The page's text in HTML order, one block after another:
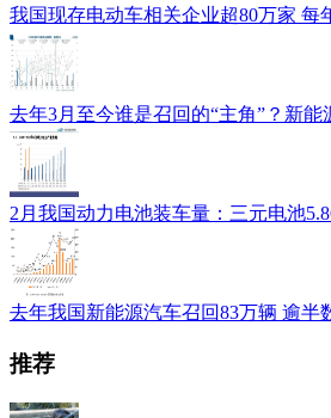
我国现存电动车相关企业超80万家 每
去年3月至今谁是召回的“主角”？新能
2月我国动力电池装车量：三元电池
去年我国新能源汽车召回83万辆 逾半
推荐